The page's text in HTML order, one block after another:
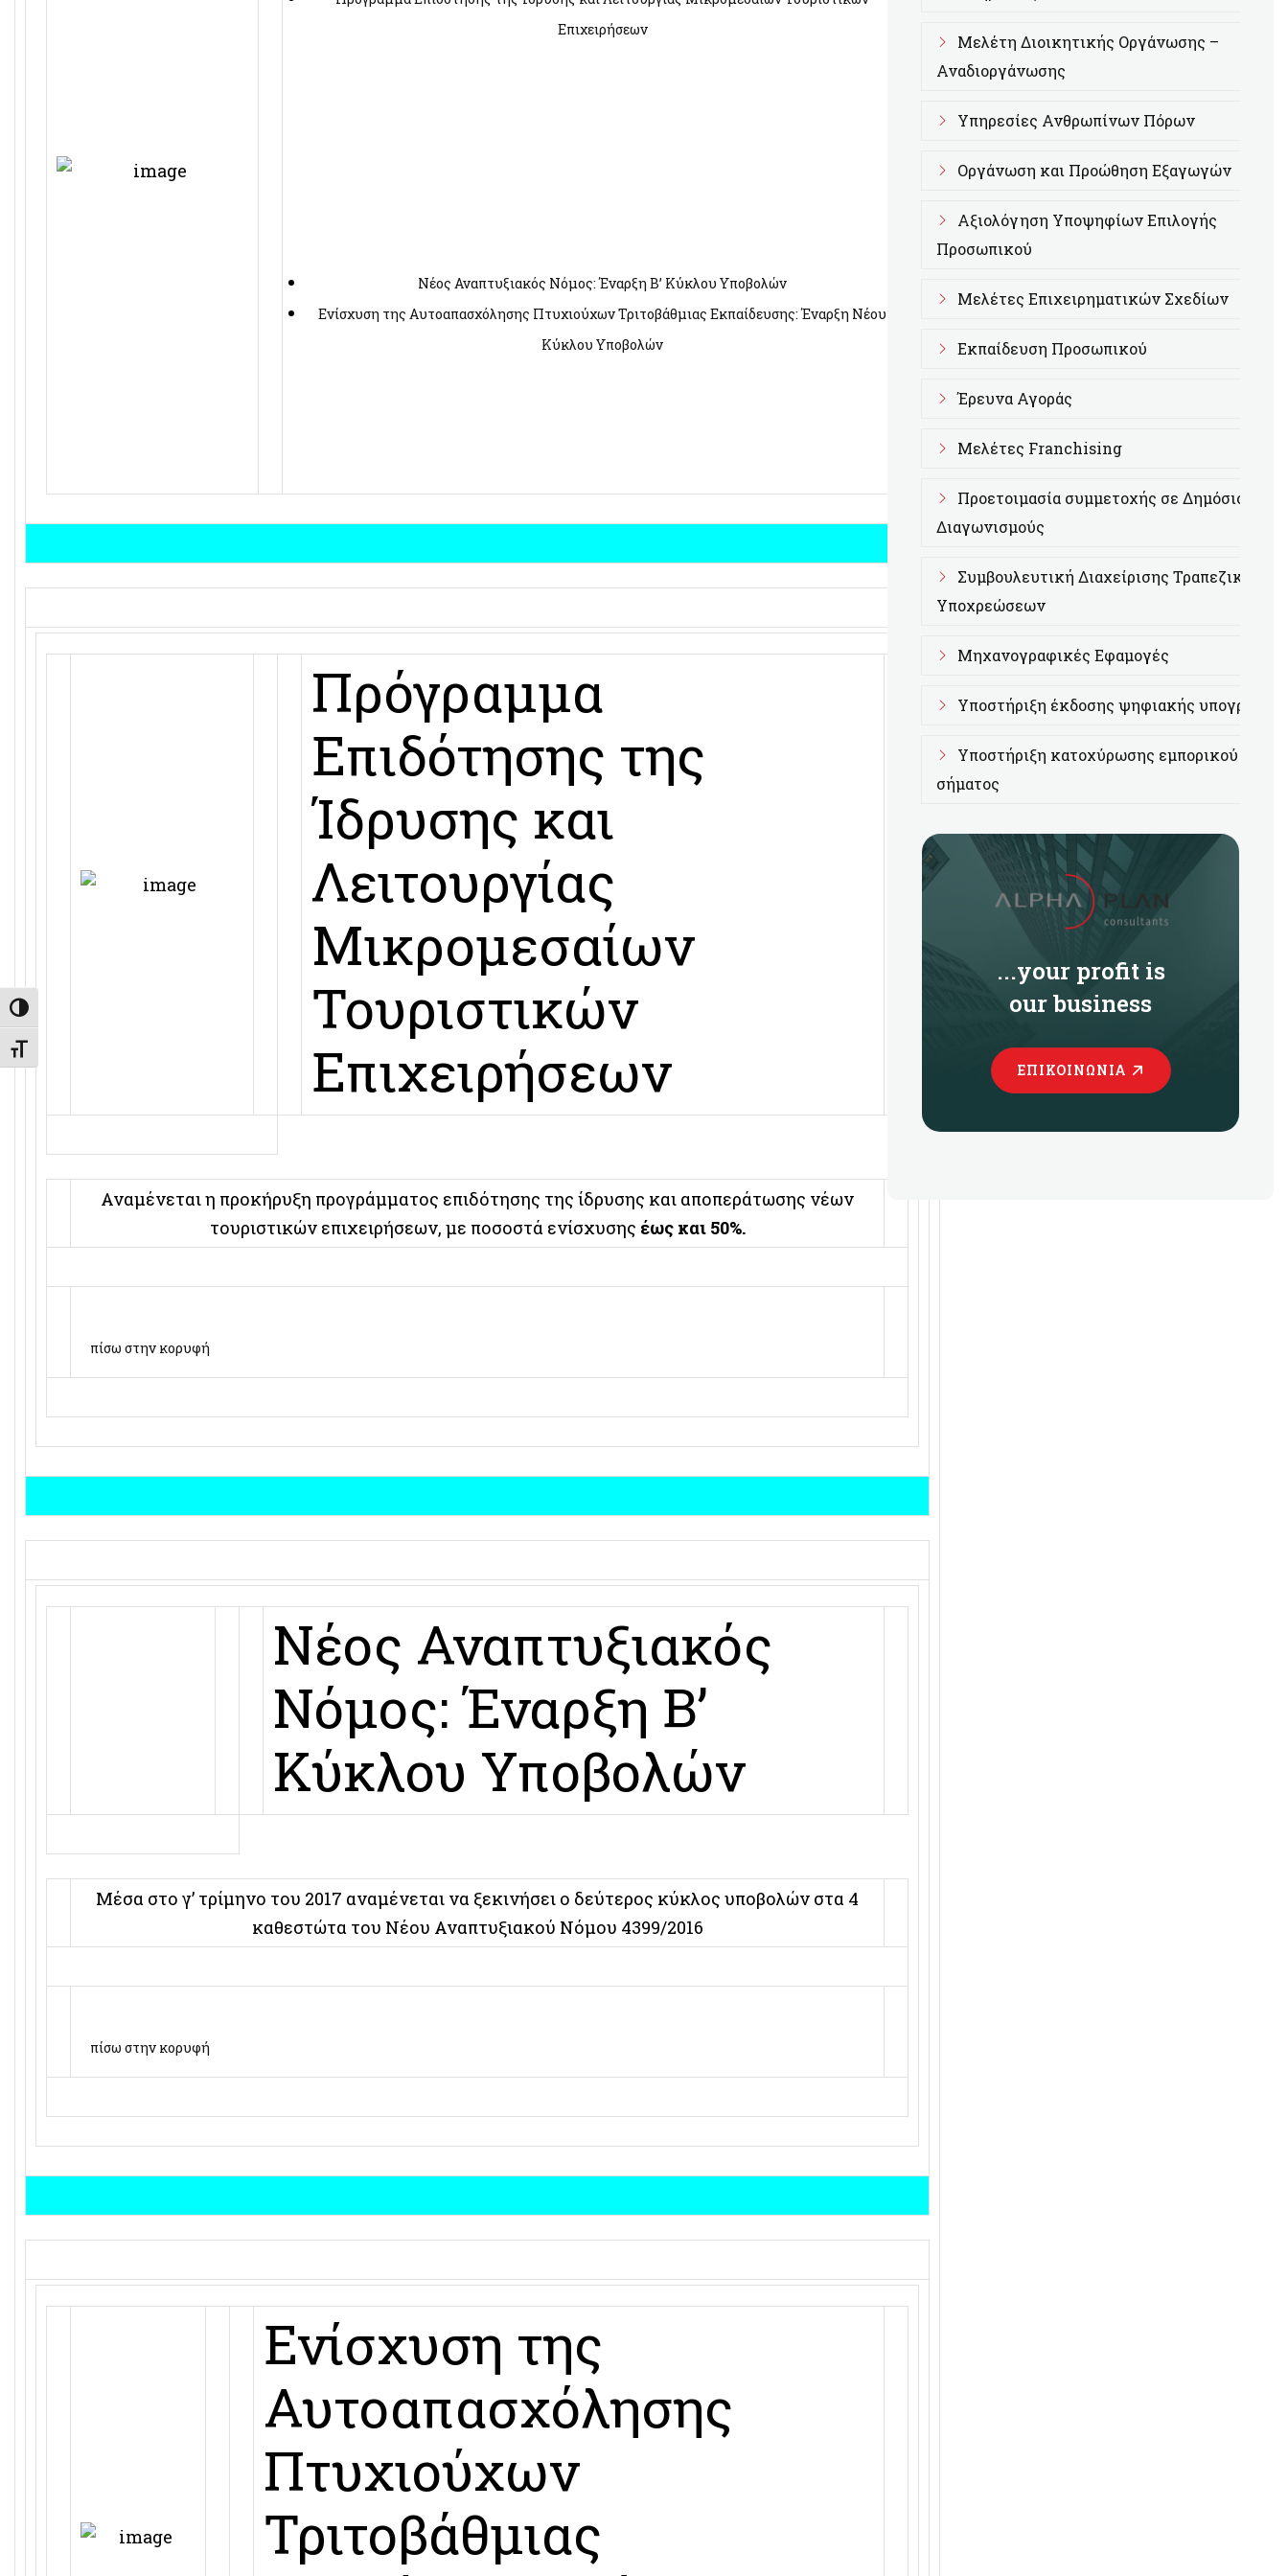
Εναλλαγή Υψηλής Αντίθεσης
Εναλλαγή Μεγέθους Γραμμάτων
Επιχειρήσεων
Νέος Αναπτυξιακός Νόμος: Έναρξη Β’ Κύκλου Υποβολών
Ενίσχυση της Αυτοαπασχόλησης Πτυχιούχων Τριτοβάθμιας Εκπαίδευσης: Έναρξη Νέου
Κύκλου Υποβολών
Πρόγραμμα
Επιδότησης της
Ίδρυσης και
Λειτουργίας
Μικρομεσαίων
Τουριστικών
Επιχειρήσεων
Αναμένεται η προκήρυξη προγράμματος επιδότησης της ίδρυσης και αποπεράτωσης νέων
τουριστικών επιχειρήσεων, με ποσοστά ενίσχυσης έως και 50%.
πίσω στην κορυφή
Νέος Αναπτυξιακός
Νόμος: Έναρξη Β’
Κύκλου Υποβολών
Μέσα στο γ’ τρίμηνο του 2017 αναμένεται να ξεκινήσει ο δεύτερος κύκλος υποβολών στα 4
καθεστώτα του Νέου Αναπτυξιακού Νόμου 4399/2016
πίσω στην κορυφή
Ενίσχυση της
Αυτοαπασχόλησης
Πτυχιούχων
Τριτοβάθμιας
Μελέτη Διοικητικής Οργάνωσης –
Αναδιοργάνωσης
Υπηρεσίες Ανθρωπίνων Πόρων
Οργάνωση και Προώθηση Εξαγωγών
Αξιολόγηση Υποψηφίων Επιλογής
Προσωπικού
Μελέτες Επιχειρηματικών Σχεδίων
Εκπαίδευση Προσωπικού
Έρευνα Αγοράς
Μελέτες Franchising
Προετοιμασία συμμετοχής σε Δημόσιους
Διαγωνισμούς
Συμβουλευτική Διαχείρισης Τραπεζικών
Υποχρεώσεων
Μηχανογραφικές Εφαμογές
Υποστήριξη έκδοσης ψηφιακής υπογραφής
Υποστήριξη κατοχύρωσης εμπορικού
σήματος
...your profit is
our business
ΕΠΙΚΟΙΝΩΝΊΑ